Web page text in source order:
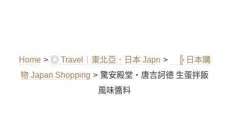
Home > ◎ Travel｜東北亞．日本 Japn >
╠ 日本購
物 Japan Shopping > 驚安殿堂・唐吉訶德 生蛋拌飯
風味醬料